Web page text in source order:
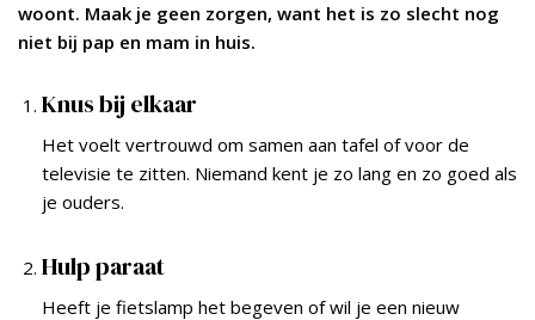
woont. Maak je geen zorgen, want het is zo slecht nog
niet bij pap en mam in huis.
Knus bij elkaar
Het voelt vertrouwd om samen aan tafel of voor de
televisie te zitten. Niemand kent je zo lang en zo goed als
je ouders.
Hulp paraat
Heeft je fietslamp het begeven of wil je een nieuw